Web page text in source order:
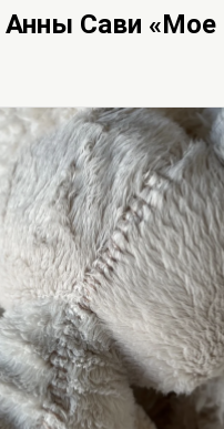
Сави «Мое